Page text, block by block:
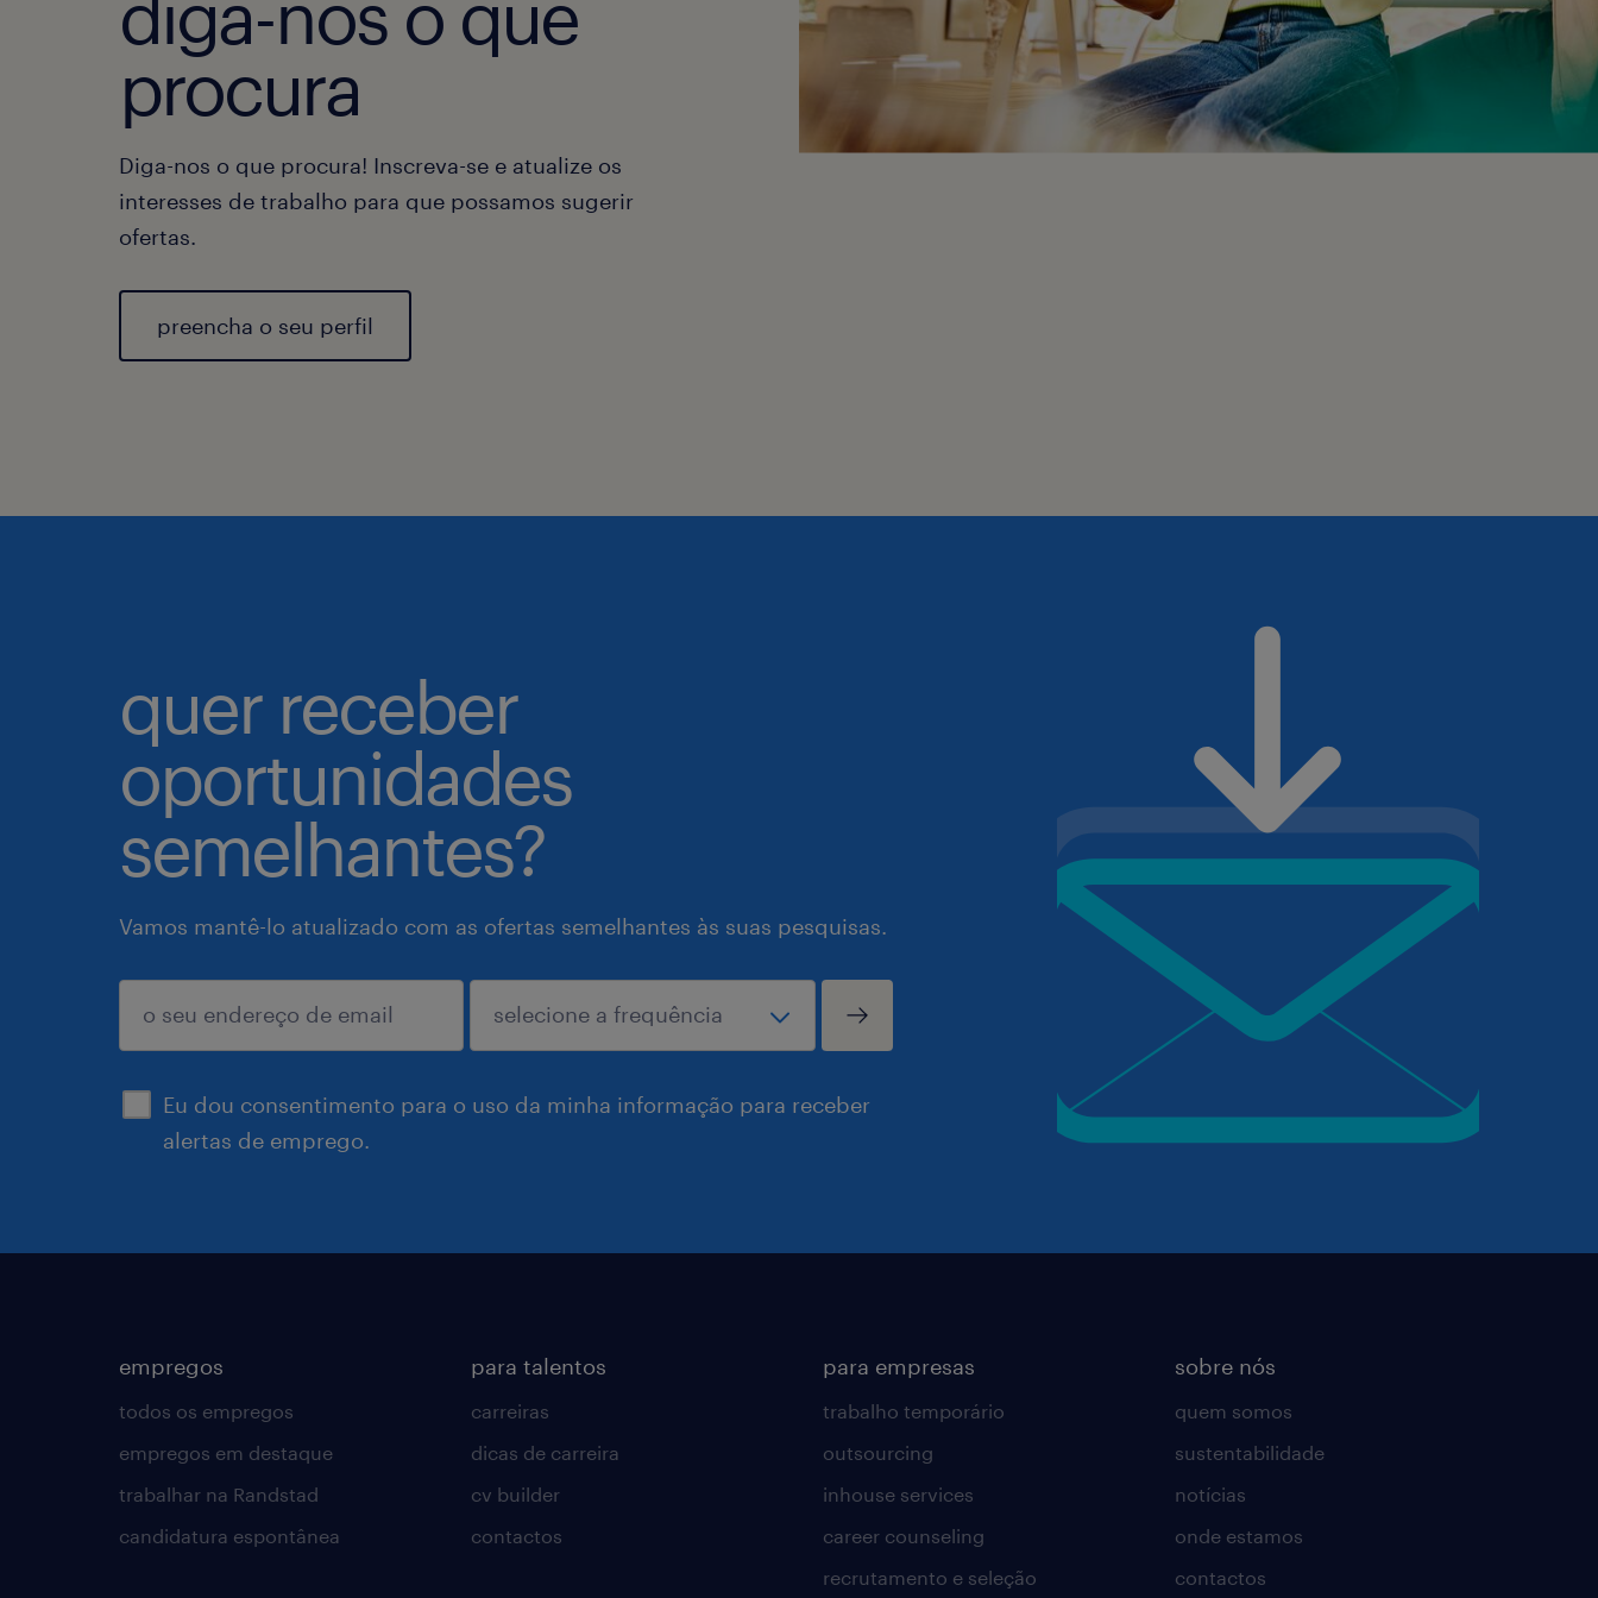
procura
Diga-nos o que procura! Inscreva-se e atualize os
interesses de trabalho para que possamos sugerir
ofertas.
preencha o seu perfil
quer receber
oportunidades
semelhantes?
Vamos mantê-lo atualizado com as ofertas semelhantes às suas pesquisas.
Eu dou consentimento para o uso da minha informação para receber
alertas de emprego.
enviar
empregos
todos os empregos
empregos em destaque
trabalhar na Randstad
candidatura espontânea
para talentos
carreiras
dicas de carreira
cv builder
contactos
para empresas
trabalho temporário
outsourcing
inhouse services
career counseling
recrutamento e seleção
sobre nós
quem somos
sustentabilidade
notícias
onde estamos
contactos